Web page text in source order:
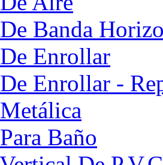
Banda
Enrollar
Enrollar -
Baño